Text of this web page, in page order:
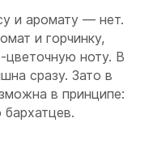
и аромату — нет.
и горчинку,
ноту. В
сразу. Зато в
в принципе: